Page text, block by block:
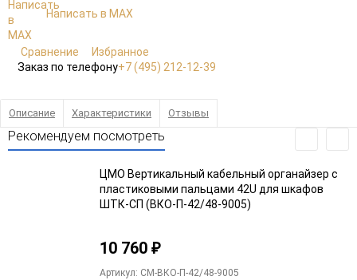
Написать в MAX
Сравнение
Избранное
Заказ по телефону+7 (495) 212-12-39
Описание Характеристики Отзывы
Рекомендуем посмотреть
ЦМО Вертикальный кабельный органайзер с
пластиковыми пальцами 42U для шкафов
ШТК-СП (ВКО-П-42/48-9005)
10 760 ₽
Артикул: CM-ВКО-П-42/48-9005